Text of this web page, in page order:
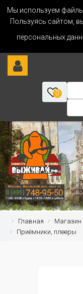
Мы используем файлы
Пользуясь сайтом,
персональных
0
Главная Магазин
Приёмники, плееры